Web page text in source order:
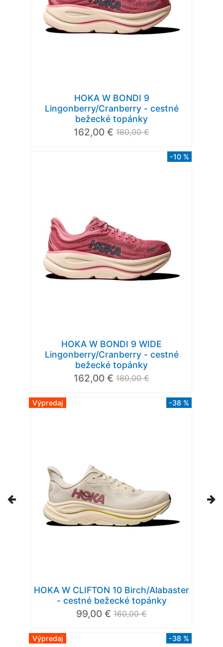
HOKA W BONDI 9
Lingonberry/Cranberry - cestné
bežecké topánky
162,00 € 180,00 €
-10 %
HOKA W BONDI 9 WIDE
Lingonberry/Cranberry - cestné
bežecké topánky
162,00 € 180,00 €
Výpredaj -38 %
HOKA W CLIFTON 10 Birch/Alabaster
- cestné bežecké topánky
99,00 € 160,00 €
Výpredaj -38 %